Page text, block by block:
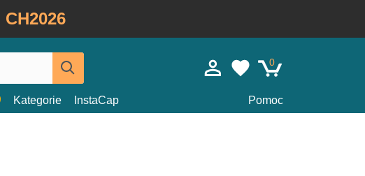
CH2026
0
Kategorie InstaCap Pomoc